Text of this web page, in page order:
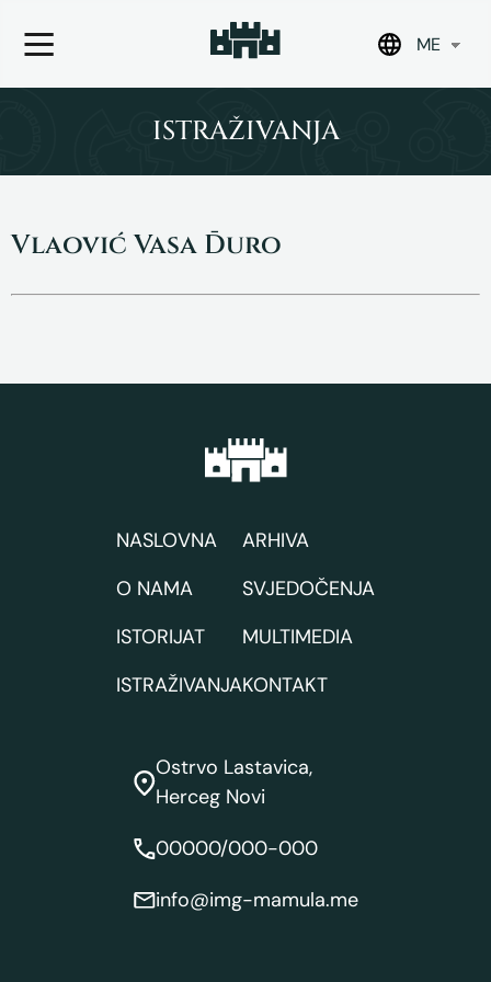
ME
ISTRAŽIVANJA
Vlaović Vasa Đuro
NASLOVNA
O NAMA
ISTORIJAT
ISTRAŽIVANJA
ARHIVA
SVJEDOČENJA
MULTIMEDIA
KONTAKT
Ostrvo Lastavica,
Herceg Novi
00000/000-000
info@img-mamula.me